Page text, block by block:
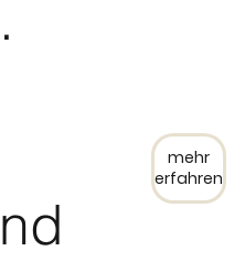
mehr
erfahren